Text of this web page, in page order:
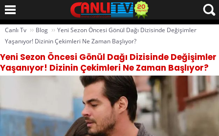
Canlı Tv ›› Blog ›› Yeni Sezon Öncesi Gönül Dağı Dizisinde Değişimler
Yaşanıyor! Dizinin Çekimleri Ne Zaman Başlıyor?
Yeni Sezon Öncesi Gönül Dağı Dizisinde Değişimler
Yaşanıyor! Dizinin Çekimleri Ne Zaman Başlıyor?